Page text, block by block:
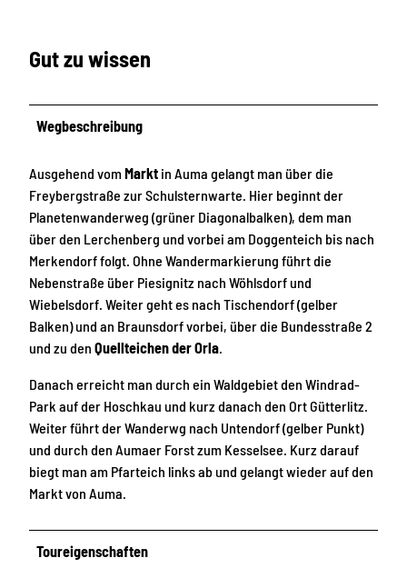
Gut zu wissen
Wegbeschreibung
Ausgehend vom Markt in Auma gelangt man über die
Freybergstraße zur Schulsternwarte. Hier beginnt der
Planetenwanderweg (grüner Diagonalbalken), dem man
über den Lerchenberg und vorbei am Doggenteich bis nach
Merkendorf folgt. Ohne Wandermarkierung führt die
Nebenstraße über Piesignitz nach Wöhlsdorf und
Wiebelsdorf. Weiter geht es nach Tischendorf (gelber
Balken) und an Braunsdorf vorbei, über die Bundesstraße 2
und zu den Quellteichen der Orla.
Danach erreicht man durch ein Waldgebiet den Windrad-
Park auf der Hoschkau und kurz danach den Ort Gütterlitz.
Weiter führt der Wanderwg nach Untendorf (gelber Punkt)
und durch den Aumaer Forst zum Kesselsee. Kurz darauf
biegt man am Pfarteich links ab und gelangt wieder auf den
Markt von Auma.
Toureigenschaften